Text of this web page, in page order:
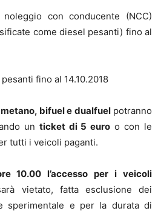
con conducente (NCC)
come diesel pesanti) fino al
fino al 14.10.2018
bifuel e dualfuelpotranno
un ticket di 5 euro o con le
tutti i veicoli paganti.
10.00 l’accesso per i veicoli
vietato, fatta esclusione dei
sperimentale e per la durata di